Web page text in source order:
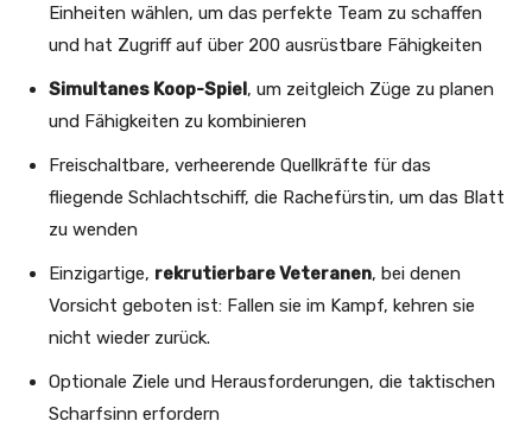
Einheiten wählen, um das perfekte Team zu schaffen
und hat Zugriff auf über 200 ausrüstbare Fähigkeiten
Simultanes Koop-Spiel, um zeitgleich Züge zu planen
und Fähigkeiten zu kombinieren
Freischaltbare, verheerende Quellkräfte für das
fliegende Schlachtschiff, die Rachefürstin, um das Blatt
zu wenden
Einzigartige, rekrutierbare Veteranen, bei denen
Vorsicht geboten ist: Fallen sie im Kampf, kehren sie
nicht wieder zurück.
Optionale Ziele und Herausforderungen, die taktischen
Scharfsinn erfordern